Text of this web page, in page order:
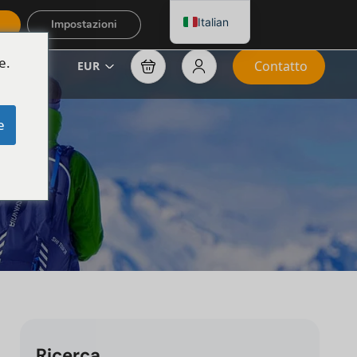
EUR Contatto
Impostazioni Italian